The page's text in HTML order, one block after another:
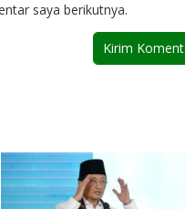
saya berikutnya.